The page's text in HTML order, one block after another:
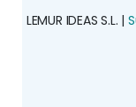
LEMUR IDEAS S.L. |